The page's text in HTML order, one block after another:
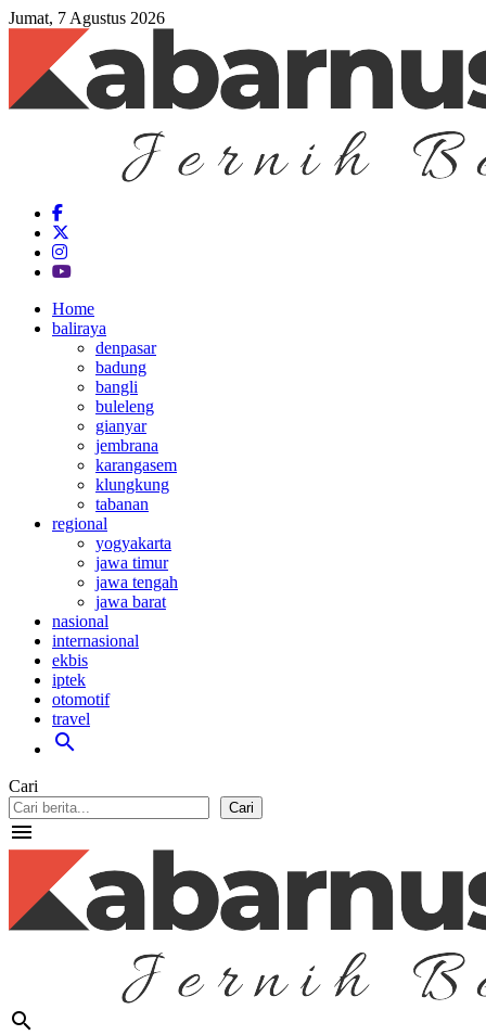
Jumat, 7 Agustus 2026
Home
baliraya
denpasar
badung
bangli
buleleng
gianyar
jembrana
karangasem
klungkung
tabanan
regional
yogyakarta
jawa timur
jawa tengah
jawa barat
nasional
internasional
ekbis
iptek
otomotif
travel
search
Cari
Cari
menu
search